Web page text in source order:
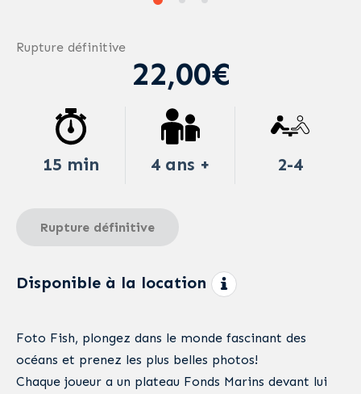
Rupture définitive
22,00€
15 min 4 ans + 2-4
Rupture définitive
Disponible à la location
Foto Fish, plongez dans le monde fascinant des
océans et prenez les plus belles photos!
Chaque joueur a un plateau Fonds Marins devant lui